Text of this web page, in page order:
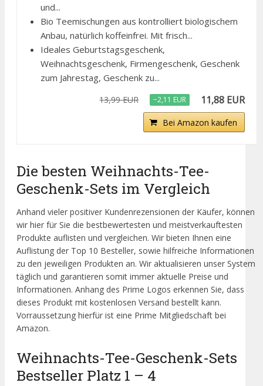
und...
Bio Teemischungen aus kontrolliert biologischem
Anbau, natürlich koffeinfrei. Mit frisch...
Ideales Geburtstagsgeschenk,
Weihnachtsgeschenk, Firmengeschenk, Geschenk
zum Jahrestag, Geschenk zu...
13,99 EUR −2,11 EUR 11,88 EUR
Bei Amazon kaufen
Die besten Weihnachts-Tee-
Geschenk-Sets im Vergleich
Anhand vieler positiver Kundenrezensionen der Käufer, können
wir hier für Sie die bestbewertesten und meistverkauftesten
Produkte auflisten und vergleichen. Wir bieten Ihnen eine
Auflistung der Top 10 Besteller, sowie hilfreiche Informationen
zu den jeweiligen Produkten an. Wir aktualisieren unser System
täglich und garantieren somit immer aktuelle Preise und
Informationen. Anhang des Prime Logos erkennen Sie, dass
dieses Produkt mit kostenlosen Versand bestellt kann.
Vorraussetzung hierfür ist eine Prime Mitgliedschaft bei
Amazon.
Weihnachts-Tee-Geschenk-Sets
Bestseller Platz 1 – 4